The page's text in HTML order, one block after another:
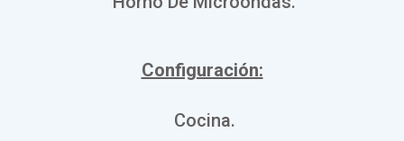
Configuración:
Cocina.